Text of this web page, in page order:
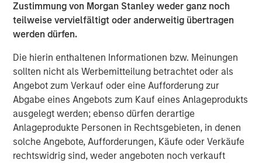
Zustimmung von Morgan Stanley weder ganz noch
teilweise vervielfältigt oder anderweitig übertragen
werden dürfen.
Die hierin enthaltenen Informationen bzw. Meinungen
sollten nicht als Werbemitteilung betrachtet oder als
Angebot zum Verkauf oder eine Aufforderung zur
Abgabe eines Angebots zum Kauf eines Anlageprodukts
ausgelegt werden; ebenso dürfen derartige
Anlageprodukte Personen in Rechtsgebieten, in denen
solche Angebote, Aufforderungen, Käufe oder Verkäufe
rechtswidrig sind, weder angeboten noch verkauft
Quelle: J.P. Morgan, Berechnungen von Morgan Stanley
Investment Management; Stand der Daten: 31. März 2026. Die
Attributionen aufgrund der Kreditaufschläge von
Unternehmensanleihen und der Renditeabstände von
Staatsanleihen werden modelliert, indem die Aufschlags-Rendite
in ihre beiden Komponenten zerlegt wird: den Renditeabstand
zwischen Staatsanleihen und den Kreditaufschlag von
Unternehmensanleihen gegenüber den Staatsanleihen. Es ist